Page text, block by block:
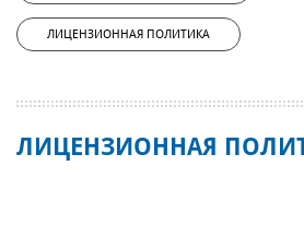
ЛИЦЕНЗИОННАЯ ПОЛИТИКА
ЛИЦЕНЗИОННАЯ